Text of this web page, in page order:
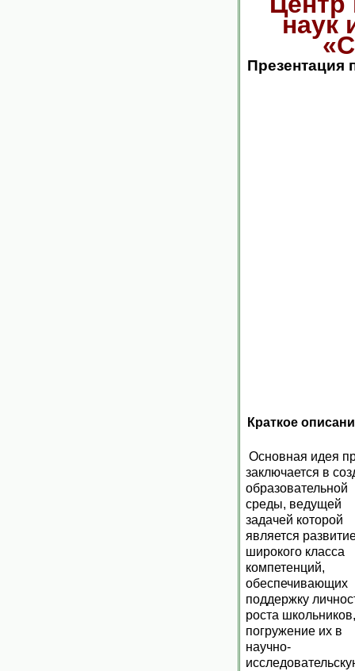
наук
Презентация
Краткое
Основная идея
заключается в
образовательной
среды, ведущей
задачей которой
является
широкого класса
компетенций,
обеспечивающих
поддержку
роста школьников,
погружение их в
научно-